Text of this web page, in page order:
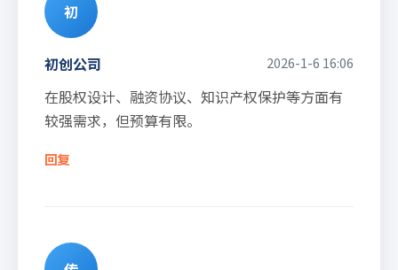
初
初创公司 2026-1-6 16:06
在股权设计、融资协议、知识产权保护等方面有
较强需求，但预算有限。
回复